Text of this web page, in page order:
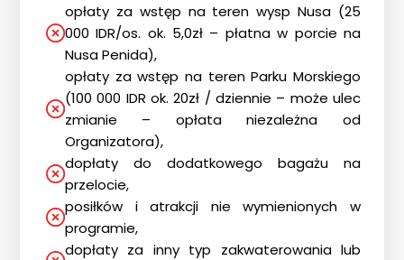
opłaty za wstęp na teren wysp Nusa (25
000 IDR/os. ok. 5,0zł – płatna w porcie na
Nusa Penida),
opłaty za wstęp na teren Parku Morskiego
(100 000 IDR ok. 20zł / dziennie – może ulec
zmianie – opłata niezależna od
Organizatora),
dopłaty do dodatkowego bagażu na
przelocie,
posiłków i atrakcji nie wymienionych w
programie,
dopłaty za inny typ zakwaterowania lub